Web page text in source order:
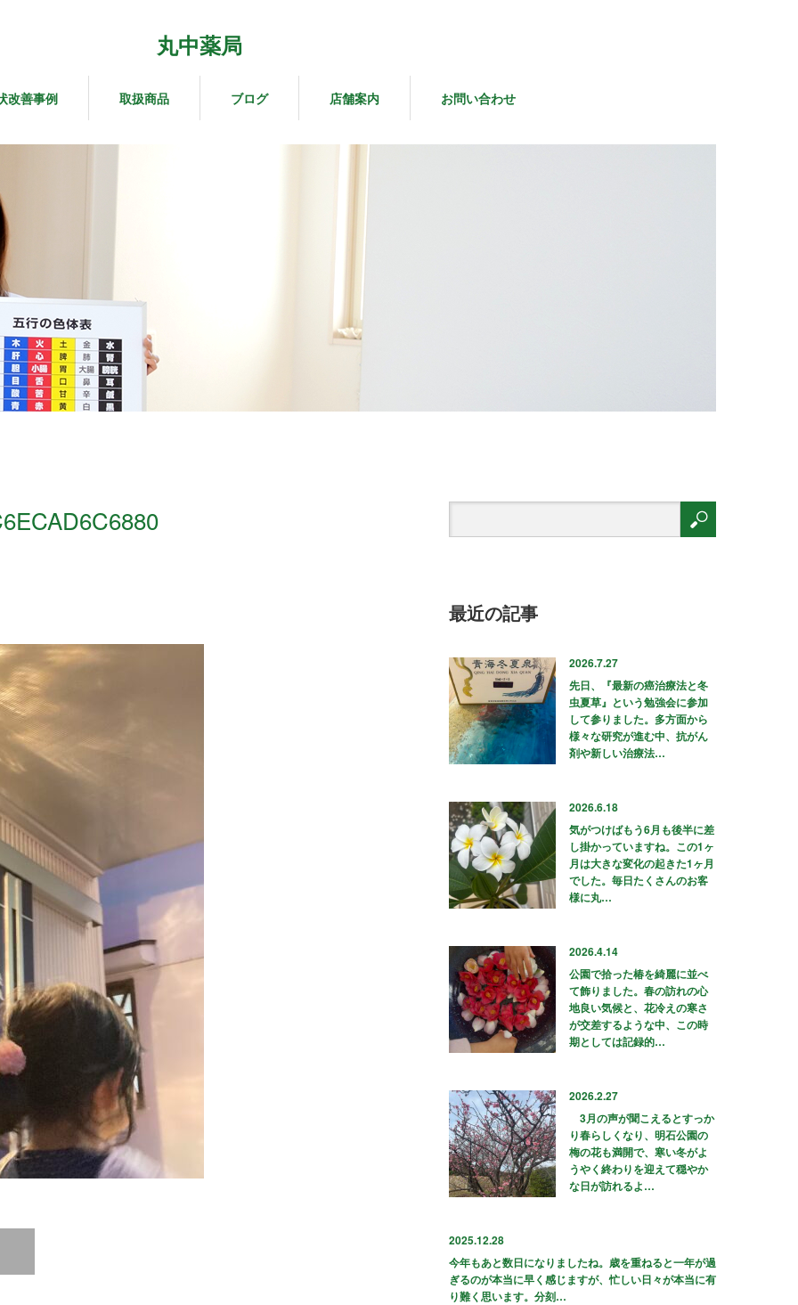
丸中薬局
改善事例 取扱商品 ブログ 店舗案内 お問い合わせ
最近の記事
2026.7.27
先日、『最新の癌治療法と冬
虫夏草』という勉強会に参加
して参りました。多方面から
様々な研究が進む中、抗がん
剤や新しい治療法…
2026.6.18
気がつけばもう6月も後半に差
し掛かっていますね。この1ヶ
月は大きな変化の起きた1ヶ月
でした。毎日たくさんのお客
様に丸…
2026.4.14
公園で拾った椿を綺麗に並べ
て飾りました。春の訪れの心
地良い気候と、花冷えの寒さ
が交差するような中、この時
期としては記録的…
2026.2.27
3月の声が聞こえるとすっか
り春らしくなり、明石公園の
梅の花も満開で、寒い冬がよ
うやく終わりを迎えて穏やか
な日が訪れるよ…
2025.12.28
今年もあと数日になりましたね。歳を重ねると一年が過
ぎるのが本当に早く感じますが、忙しい日々が本当に有
り難く思います。分刻…